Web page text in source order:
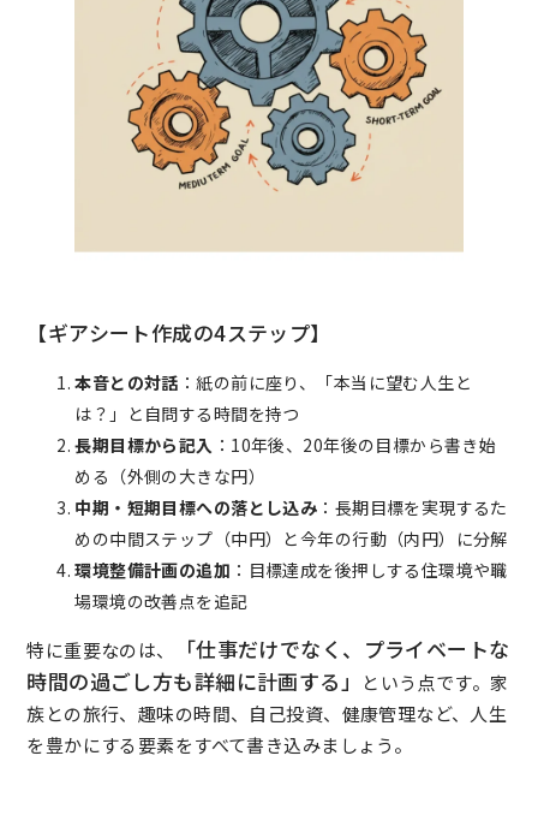
【ギアシート作成の4ステップ】
本音との対話 ：紙の前に座り、「本当に望む人生と
は？」と自問する時間を持つ
長期目標から記入 ：10年後、20年後の目標から書き始
める（外側の大きな円）
中期・短期目標への落とし込み ：長期目標を実現するた
めの中間ステップ（中円）と今年の行動（内円）に分解
環境整備計画の追加 ：目標達成を後押しする住環境や職
場環境の改善点を追記
特に重要なのは、
「仕事だけでなく、プライベートな
時間の過ごし方も詳細に計画する」
という点です。家
族との旅行、趣味の時間、自己投資、健康管理など、人生
を豊かにする要素をすべて書き込みましょう。